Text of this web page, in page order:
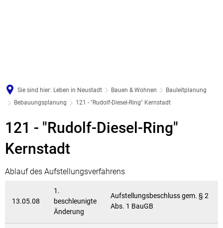
Sie sind hier: Leben in Neustadt Bauen & Wohnen
Bauleitplanung
Bebauungsplanung
121 - "Rudolf-Diesel-Ring" Kernstadt
121
Diesel-
Ring"
121 - "Rudolf-Diesel-Ring"
Kernstadt
Ablauf des Aufstellungsverfahrens
13.05.08
1.
beschleunigte
Änderung
Aufstellungsbeschluss gem. § 2
Abs. 1 BauGB